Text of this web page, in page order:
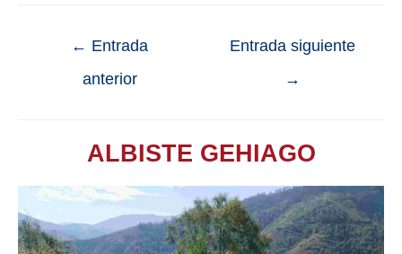
← Entrada
anterior
Entrada siguiente
→
ALBISTE GEHIAGO